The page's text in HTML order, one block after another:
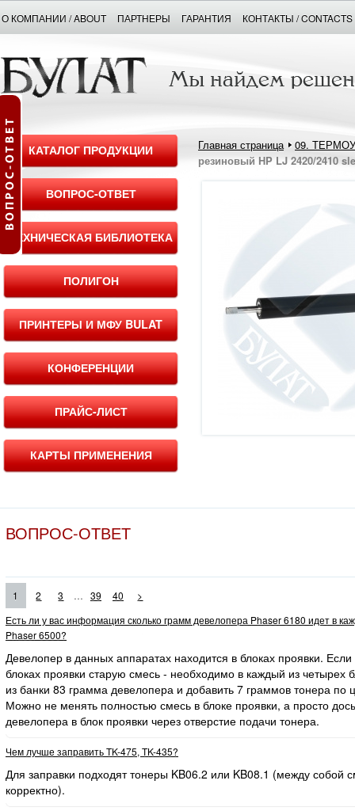
О КОМПАНИИ / ABOUT ПАРТНЕРЫ ГАРАНТИЯ КОНТАКТЫ / CONTACTS
КАТАЛОГ ПРОДУКЦИИ
ВОПРОС-ОТВЕТ
ТЕХНИЧЕСКАЯ БИБЛИОТЕКА
ПОЛИГОН
ПРИНТЕРЫ И МФУ BULAT
КОНФЕРЕНЦИИ
ПРАЙС-ЛИСТ
КАРТЫ ПРИМЕНЕНИЯ
Главная страница
09.
резиновый HP LJ 2420/2410
ВОПРОС-ОТВЕТ
1 2 3 ... 39 40
>
Есть ли у вас информация сколько грамм девелопера Phaser 6180 идет в
Phaser 6500?
Девелопер в данных аппаратах находится в блоках проявки.
блоках проявки старую смесь - необходимо в каждый из четырех
из банки 83 грамма девелопера и добавить 7 граммов тонера по
Можно не менять полностью смесь в блоке проявки, а просто
девелопера в блок проявки через отверстие подачи тонера.
Чем лучше заправить TK-475, TK-435?
Для заправки подходят тонеры KB06.2 или KB08.1 (между собой
корректно).